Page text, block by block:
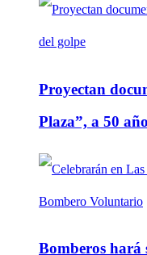
Proyectan
Plaza”, a 50
Bomberos hará